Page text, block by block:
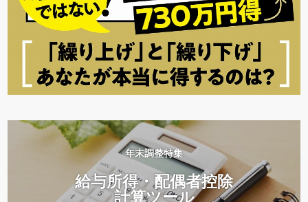
年末調整特集
給与所得・配偶者控除
計算ツール